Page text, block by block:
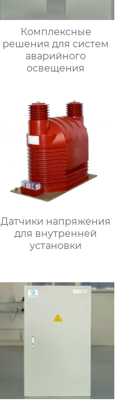
Комплексные
решения для систем
аварийного
освещения
Датчики напряжения
для внутренней
установки